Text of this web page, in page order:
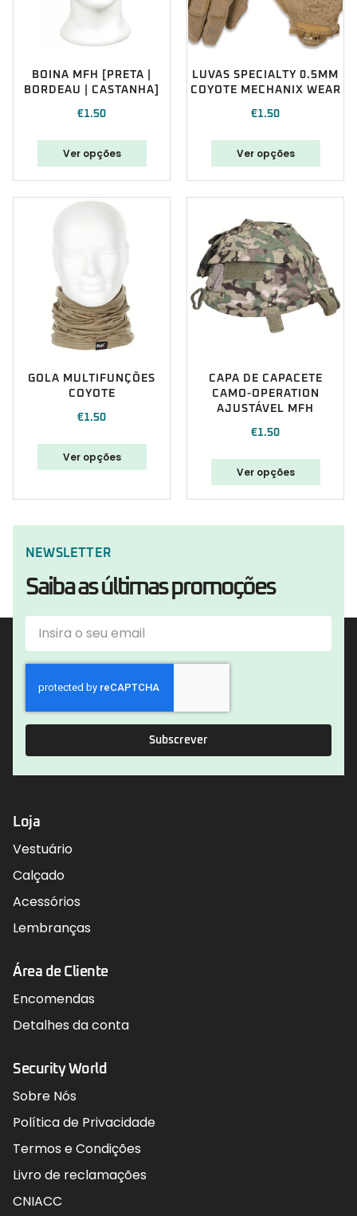
BOINA MFH [PRETA |
BORDEAU | CASTANHA]
€1.50
Ver opções
LUVAS SPECIALTY 0.5MM
COYOTE MECHANIX WEAR
€1.50
Ver opções
GOLA MULTIFUNÇÕES
COYOTE
€1.50
Ver opções
CAPA DE CAPACETE
CAMO-OPERATION
AJUSTÁVEL MFH
€1.50
Ver opções
NEWSLETTER
Saiba as últimas promoções
Subscrever
Loja
Vestuário
Calçado
Acessórios
Lembranças
Área de Cliente
Encomendas
Detalhes da conta
Security World
Sobre Nós
Política de Privacidade
Termos e Condições
Livro de reclamações
CNIACC